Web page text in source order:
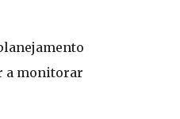
a monitorar